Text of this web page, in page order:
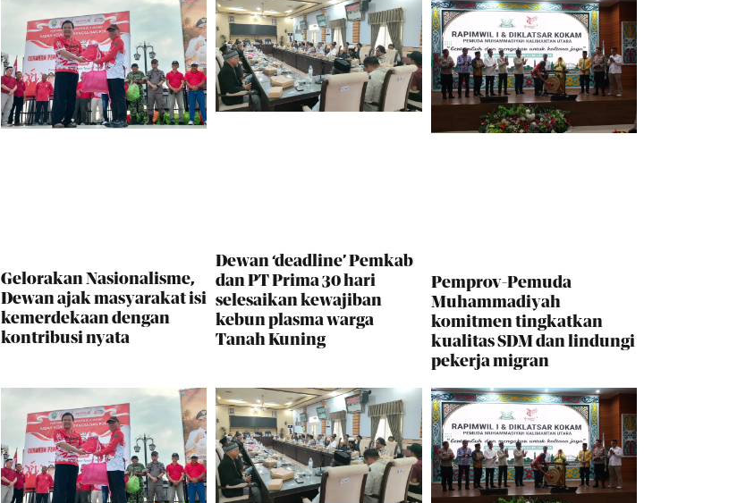
Gelorakan Nasionalisme,
Dewan ajak masyarakat isi
kemerdekaan dengan
kontribusi nyata
Dewan ‘deadline’ Pemkab
dan PT Prima 30 hari
selesaikan kewajiban
kebun plasma warga
Tanah Kuning
Pemprov-Pemuda
Muhammadiyah
komitmen tingkatkan
kualitas SDM dan lindungi
pekerja migran